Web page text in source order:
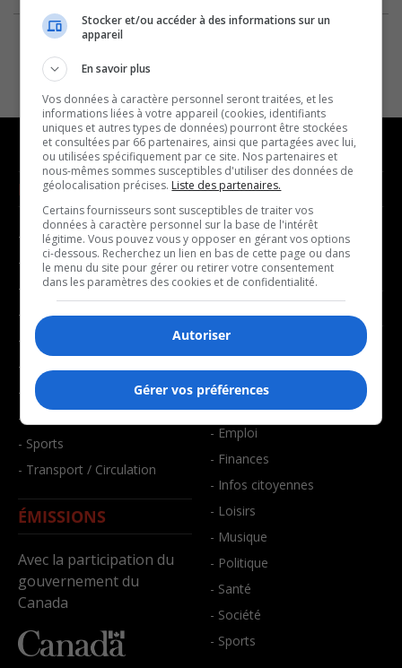
NOUVELLES
- Affaires municipales
- Communauté / Social
- Culture
- Économie
- Éducation
- Environnement
- Faits divers
- Santé et bien-être
- Sports
- Transport / Circulation
ÉMISSIONS
Avec la participation du
gouvernement du
Canada
MUSIQUE
- Décompte franco
- Joué récemment
BALADOS
- Affaires
- Art de vivre
- Bien-être
- Emploi
- Finances
- Infos citoyennes
- Loisirs
- Musique
- Politique
- Santé
- Société
- Sports
Stocker et/ou accéder à des informations sur un
appareil
En savoir plus
Vos données à caractère personnel seront traitées, et les
informations liées à votre appareil (cookies, identifiants
uniques et autres types de données) pourront être stockées
et consultées par 66 partenaires, ainsi que partagées avec lui,
ou utilisées spécifiquement par ce site. Nos partenaires et
nous-mêmes sommes susceptibles d'utiliser des données de
géolocalisation précises. Liste des partenaires.
Certains fournisseurs sont susceptibles de traiter vos
données à caractère personnel sur la base de l'intérêt
légitime. Vous pouvez vous y opposer en gérant vos options
ci-dessous. Recherchez un lien en bas de cette page ou dans
le menu du site pour gérer ou retirer votre consentement
dans les paramètres des cookies et de confidentialité.
Autoriser
Gérer vos préférences